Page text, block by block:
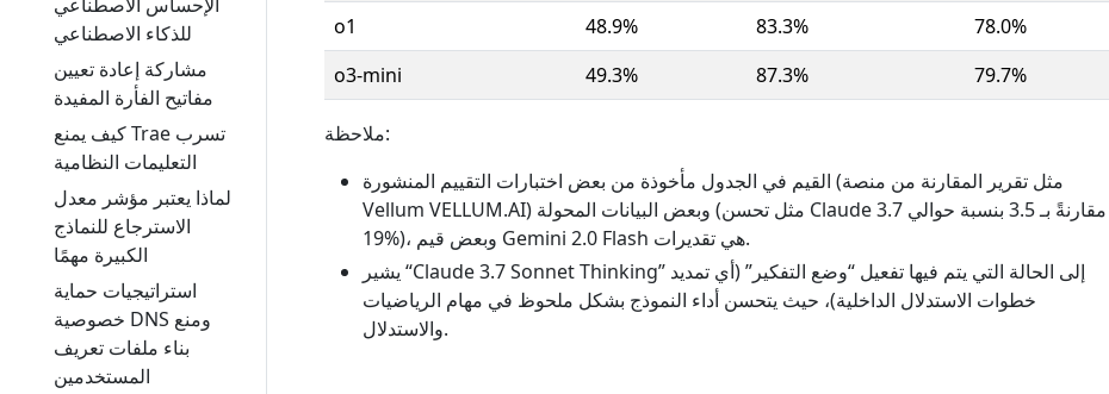
للذكاء الاصطناعي
مشاركة إعادة تعيين
مفاتيح الفأرة المفيدة
كيف يمنع Trae تسرب
التعليمات النظامية
لماذا يعتبر مؤشر معدل
الاسترجاع للنماذج
الكبيرة مهمًا
استراتيجيات حماية
خصوصية DNS ومنع
بناء ملفات تعريف
المستخدمين
o1
48.9% 83.3%
78.0%
o3‑mini
49.3% 87.3% 79.7%
ملاحظة:
القيم في الجدول مأخوذة من بعض اختبارات التقييم المنشورة (مثل تقرير المقارنة من منصة
Vellum VELLUM.AI) وبعض البيانات المحولة (مثل تحسن Claude 3.7 مقارنةً بـ 3.5 بنسبة حوالي
19%)، وبعض قيم Gemini 2.0 Flash هي تقديرات.
يشير “Claude 3.7 Sonnet Thinking” إلى الحالة التي يتم فيها تفعيل “وضع التفكير” (أي تمديد
خطوات الاستدلال الداخلية)، حيث يتحسن أداء النموذج بشكل ملحوظ في مهام الرياضيات
والاستدلال.